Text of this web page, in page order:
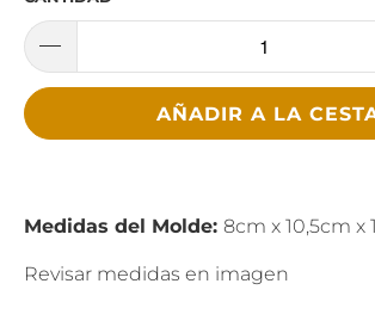
AÑADIR A LA
Medidas del Molde: 8cm x 10,5cm x
Revisar medidas en imagen